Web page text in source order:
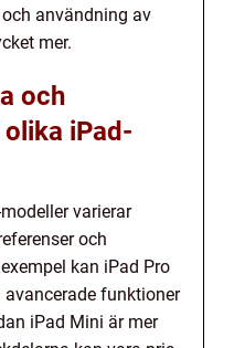
användning av
mer.
och
iPad-
varierar
och
kan iPad Pro
funktioner
iPad Mini är mer